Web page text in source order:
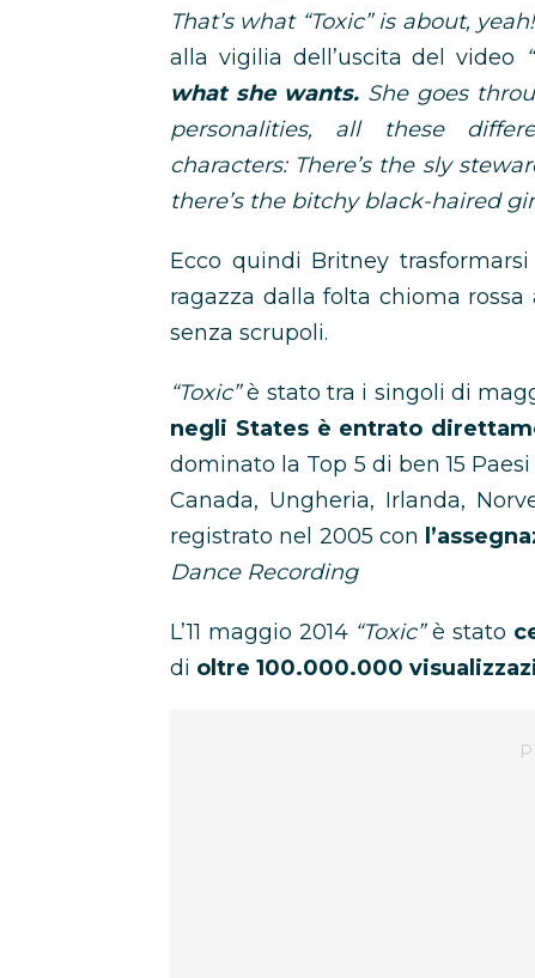
That’s what “Toxic” is about,
alla vigilia dell’uscita del video “
what she wants.She goes
personalities, all these
characters: There’s the sly
there’s the bitchy black-haired
Ecco quindi Britney
ragazza dalla folta chioma
senza scrupoli.
“Toxic”è stato tra i singoli di
negli States è entrato
dominato la Top 5 di ben 15 Paesi
Canada, Ungheria, Irlanda,
registrato nel 2005 con
Dance Recording
L’11 maggio 2014“Toxic”è stato
di oltre 100.000.000